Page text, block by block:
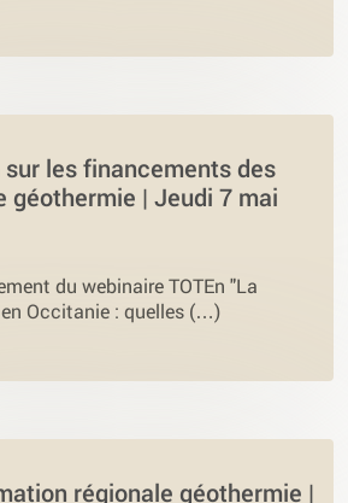
sur les financements des
géothermie | Jeudi 7 mai
du webinaire TOTEn "La
Occitanie : quelles (…)
régionale géothermie |